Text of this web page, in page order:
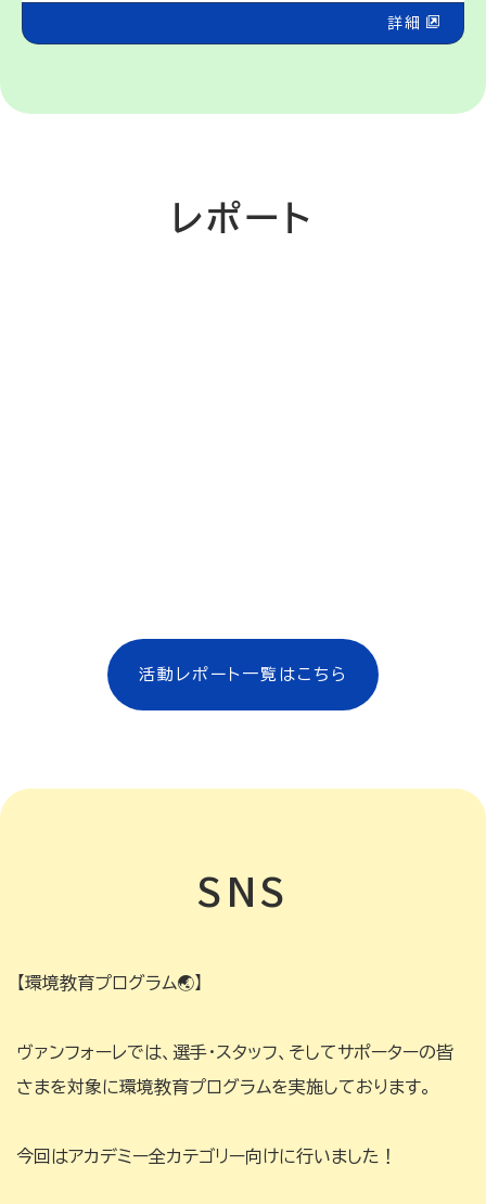
詳細
レポート
活動レポート一覧はこちら
SNS
【環境教育プログラム🌏】
ヴァンフォーレでは、選手・スタッフ、そしてサポーターの皆
さまを対象に環境教育プログラムを実施しております。
今回はアカデミー全カテゴリー向けに行いました！